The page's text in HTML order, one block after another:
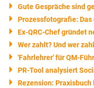
Gute Gespräche sind
Prozessfotografie:
Ex-QRC-Chef gründet
Wer zahlt? Und wer
'Fahrlehrer' für QM-
PR-Tool analysiert
Rezension: